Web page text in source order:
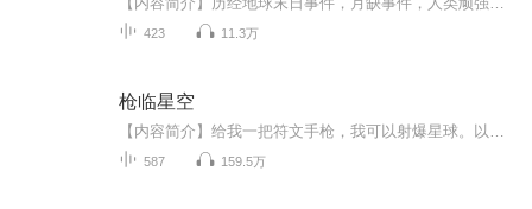
423 11.3万
枪临星空
587 159.5万